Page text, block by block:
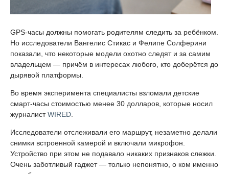
GPS-часы должны помогать родителям следить за ребёнком.
Но исследователи Вангелис Стикас и Фелипе Солферини
показали, что некоторые модели охотно следят и за самим
владельцем — причём в интересах любого, кто доберётся до
дырявой платформы.
Во время эксперимента специалисты взломали детские
смарт-часы стоимостью менее 30 долларов, которые носил
журналистWIRED
Исследователи отслеживали его маршрут, незаметно делали
снимки встроенной камерой и включали микрофон.
Устройство при этом не подавало никаких признаков слежки.
Очень заботливый гаджет — только непонятно, о ком именно